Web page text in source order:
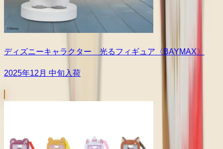
ディズニーキャラクター 光るフィギュア〈BAYMAX〉
2025年12月 中旬入荷